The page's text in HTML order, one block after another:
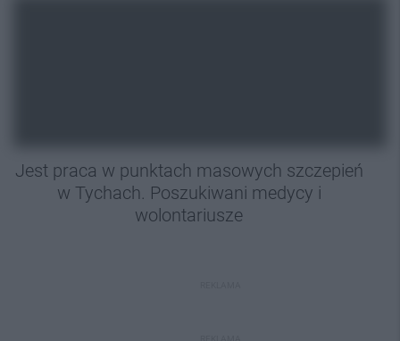
Jest praca w punktach masowych szczepień
w Tychach. Poszukiwani medycy i
wolontariusze